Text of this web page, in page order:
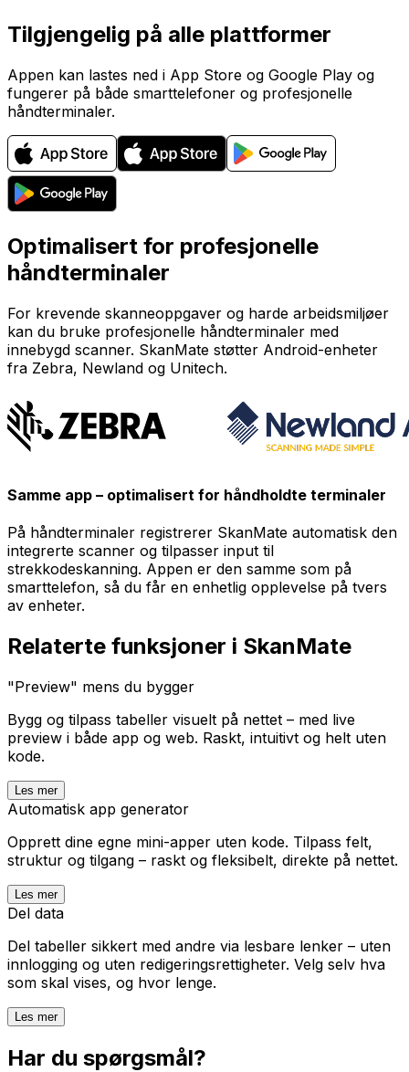
Tilgjengelig på alle plattformer
Appen kan lastes ned i App Store og Google Play og
fungerer på både smarttelefoner og profesjonelle
håndterminaler.
Optimalisert for profesjonelle
håndterminaler
For krevende skanneoppgaver og harde arbeidsmiljøer
kan du bruke profesjonelle håndterminaler med
innebygd scanner. SkanMate støtter Android-enheter
fra Zebra, Newland og Unitech.
Samme app – optimalisert for håndholdte terminaler
På håndterminaler registrerer SkanMate automatisk den
integrerte scanner og tilpasser input til
strekkodeskanning. Appen er den samme som på
smarttelefon, så du får en enhetlig opplevelse på tvers
av enheter.
Relaterte funksjoner i SkanMate
"Preview" mens du bygger
Bygg og tilpass tabeller visuelt på nettet – med live
preview i både app og web. Raskt, intuitivt og helt uten
kode.
Les mer
Automatisk app generator
Opprett dine egne mini-apper uten kode. Tilpass felt,
struktur og tilgang – raskt og fleksibelt, direkte på nettet.
Les mer
Del data
Del tabeller sikkert med andre via lesbare lenker – uten
innlogging og uten redigeringsrettigheter. Velg selv hva
som skal vises, og hvor lenge.
Les mer
Har du spørgsmål?